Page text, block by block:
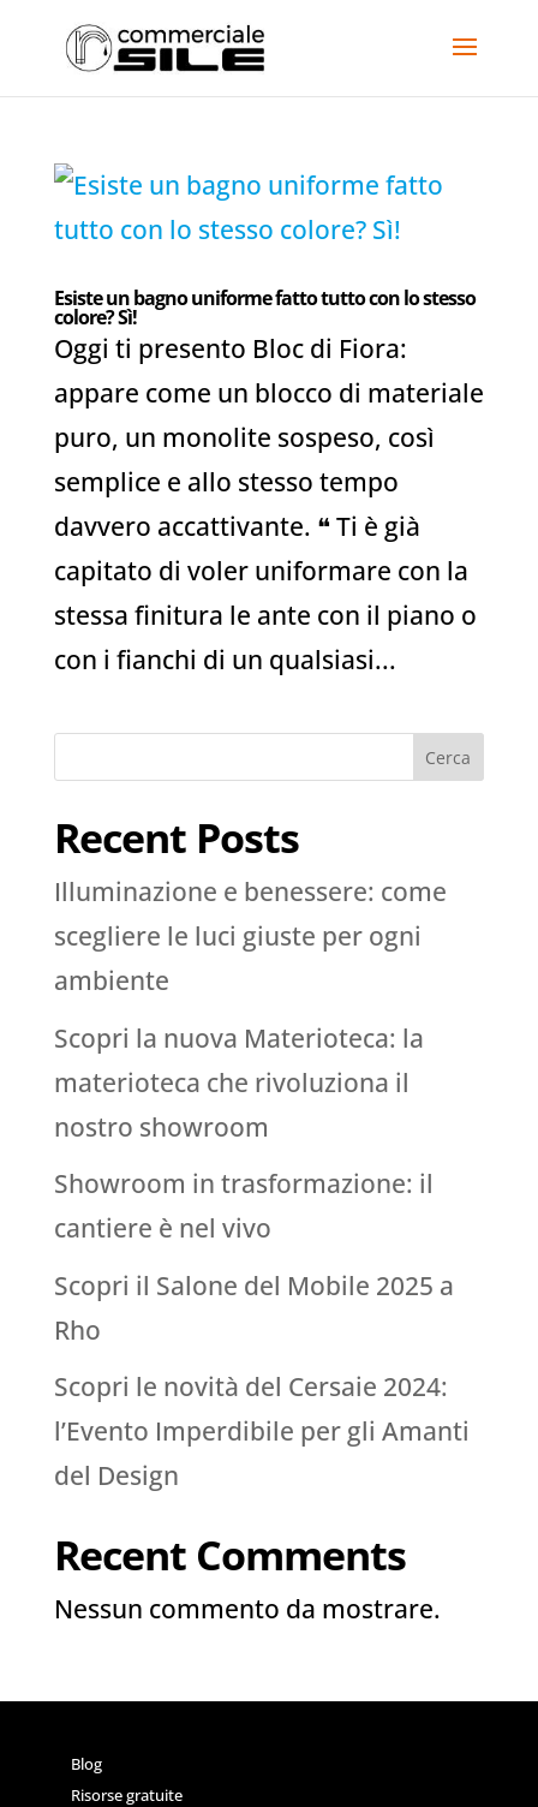
Esiste un bagno uniforme fatto tutto con lo stesso
colore? Sì!
Oggi ti presento Bloc di Fiora:
appare come un blocco di materiale
puro, un monolite sospeso, così
semplice e allo stesso tempo
davvero accattivante. ❝ Ti è già
capitato di voler uniformare con la
stessa finitura le ante con il piano o
con i fianchi di un qualsiasi...
Cerca
Recent Posts
Illuminazione e benessere: come
scegliere le luci giuste per ogni
ambiente
Scopri la nuova Materioteca: la
materioteca che rivoluziona il
nostro showroom
Showroom in trasformazione: il
cantiere è nel vivo
Scopri il Salone del Mobile 2025 a
Rho
Scopri le novità del Cersaie 2024:
l’Evento Imperdibile per gli Amanti
del Design
Recent Comments
Nessun commento da mostrare.
Blog
Risorse gratuite